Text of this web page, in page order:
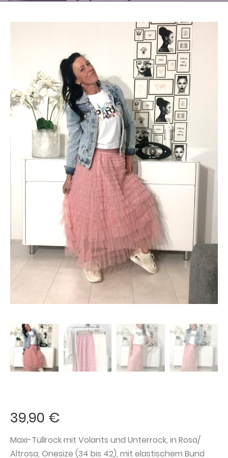
39,90 €
Maxi-Tüllrock mit Volants und Unterrock, in Rosa/
Altrosa, Onesize (34 bis 42), mit elastischem Bund